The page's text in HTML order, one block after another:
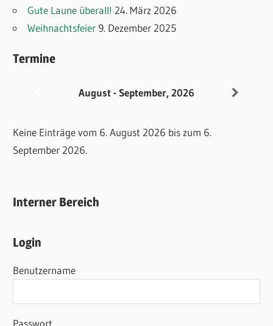
Gute Laune überall! 24. März 2026
Weihnachtsfeier 9. Dezember 2025
Termine
August - September, 2026
Keine Einträge vom 6. August 2026 bis zum 6.
September 2026.
Interner Bereich
Login
Benutzername